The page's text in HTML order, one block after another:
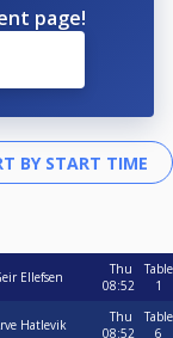
page!
Ellefsen
Thu
08:52
Table
1
Hatlevik
Thu
08:52
Table
6